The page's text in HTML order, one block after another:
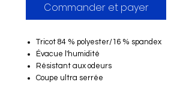
Commander et payer
Tricot 84 % polyester/16 % spandex
Évacue l'humidité
Résistant aux odeurs
Coupe ultra serrée